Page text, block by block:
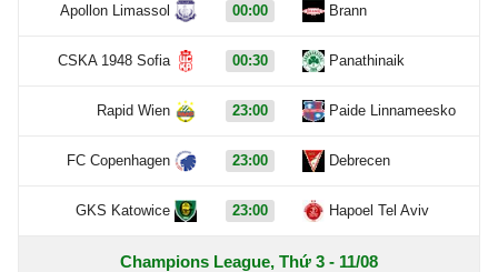
Apollon Limassol 00:00 Brann
CSKA 1948 Sofia 00:30 Panathinaik
Rapid Wien 23:00 Paide Linnameesko
FC Copenhagen 23:00 Debrecen
GKS Katowice 23:00 Hapoel Tel Aviv
Champions League, Thứ 3 - 11/08